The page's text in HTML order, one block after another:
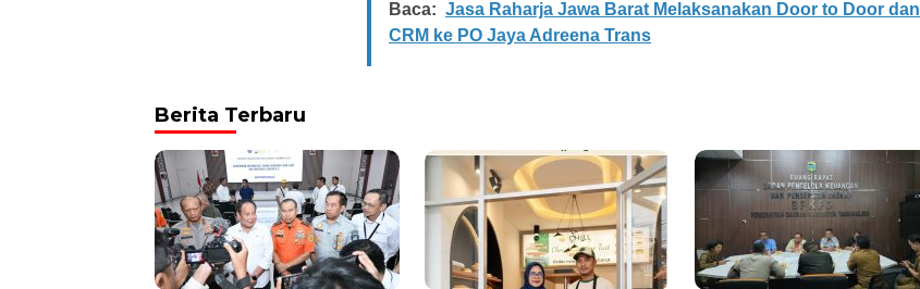
Baca: Jasa Raharja Jawa Barat Melaksanakan Door to Door dan
CRM ke PO Jaya Adreena Trans
Berita Terbaru